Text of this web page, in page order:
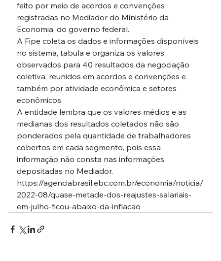
feito por meio de acordos e convenções
registradas no Mediador do Ministério da
Economia, do governo federal.
A Fipe coleta os dados e informações disponíveis
no sistema, tabula e organiza os valores
observados para 40 resultados da negociação
coletiva, reunidos em acordos e convenções e
também por atividade econômica e setores
econômicos.
A entidade lembra que os valores médios e as
medianas dos resultados coletados não são
ponderados pela quantidade de trabalhadores
cobertos em cada segmento, pois essa
informação não consta nas informações
depositadas no Mediador.
https://agenciabrasil.ebc.com.br/economia/noticia/
2022-08/quase-metade-dos-reajustes-salariais-
em-julho-ficou-abaixo-da-inflacao